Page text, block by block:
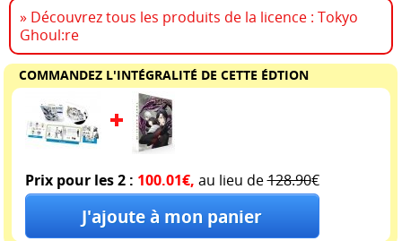
» Découvrez tous les produits de la licence : Tokyo
Ghoul:re
COMMANDEZ L'INTÉGRALITÉ DE CETTE ÉDTION
Prix pour les 2 : 100.01€, au lieu de128.90€